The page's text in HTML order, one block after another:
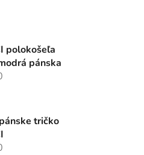
polokošeľa
pánska
tričko